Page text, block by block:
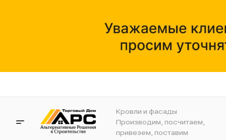
Кровли и фасады
Производим, посчитаем,
привезем, поставим